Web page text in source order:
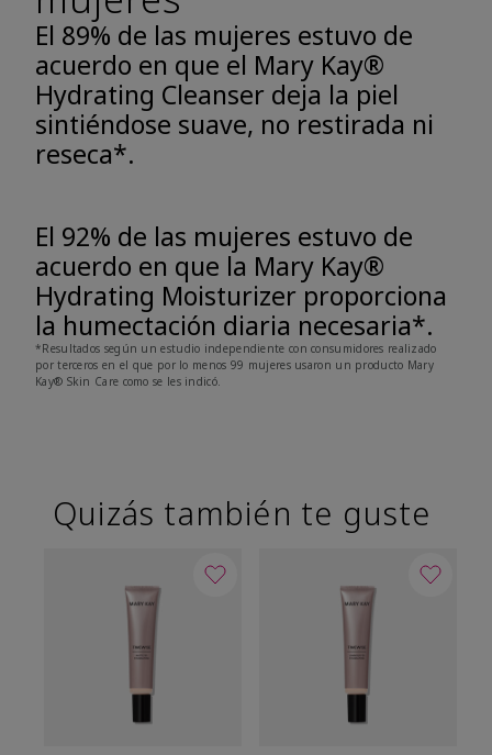
El 89% de las mujeres estuvo de
acuerdo en que el Mary Kay®
Hydrating Cleanser deja la piel
sintiéndose suave, no restirada ni
reseca*.
El 92% de las mujeres estuvo de
acuerdo en que la Mary Kay®
Hydrating Moisturizer proporciona
la humectación diaria necesaria*.
*Resultados según un estudio independiente con consumidores realizado
por terceros en el que por lo menos 99 mujeres usaron un producto Mary
Kay® Skin Care como se les indicó.
Quizás también te guste